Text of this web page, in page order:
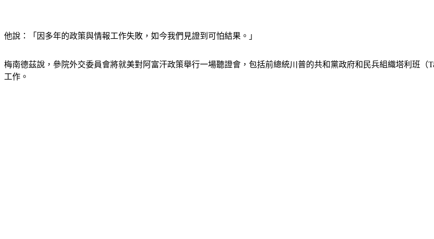
他說：「因多年的政策與情報工作失敗，如今我們見證到可怕結果。」
梅南德茲說，參院外交委員會將就美對阿富汗政策舉行一場聽證會，包括前總統川普的共和黨政府和民兵組織塔利班（
工作。